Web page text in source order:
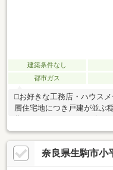
建築条件なし
都市ガス
□お好きな工務店・ハウス
層住宅地につき戸建が並ぶ
「萩の台」駅まで徒歩8分
学校・・・徒歩9分◆生駒
◆萩の台第5公園・・・・
駒東山店・・・徒歩16分◆
奈良県生駒市小